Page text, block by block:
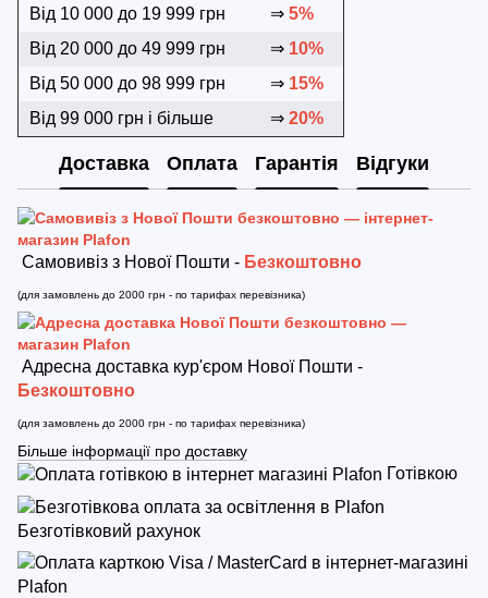
Від 10 000 до 19 999 грн
⇒ 5%
Від 20 000 до 49 999 грн
⇒ 10%
Від 50 000 до 98 999 грн
⇒ 15%
Від 99 000 грн і більше
⇒ 20%
Доставка Оплата Гарантія Відгуки
Самовивіз з Нової Пошти - Безкоштовно
(для замовлень до 2000 грн - по тарифах перевізника)
Адресна доставка кур'єром Нової Пошти -
Безкоштовно
(для замовлень до 2000 грн - по тарифах перевізника)
Більше інформації про доставку
Готівкою
Безготівковий рахунок